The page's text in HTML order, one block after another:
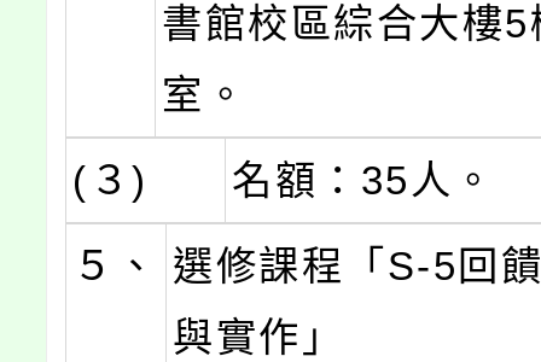
書館校區綜合大樓
室。
(３)
名額：35人。
５、
選修課程「S-5回
與實作」